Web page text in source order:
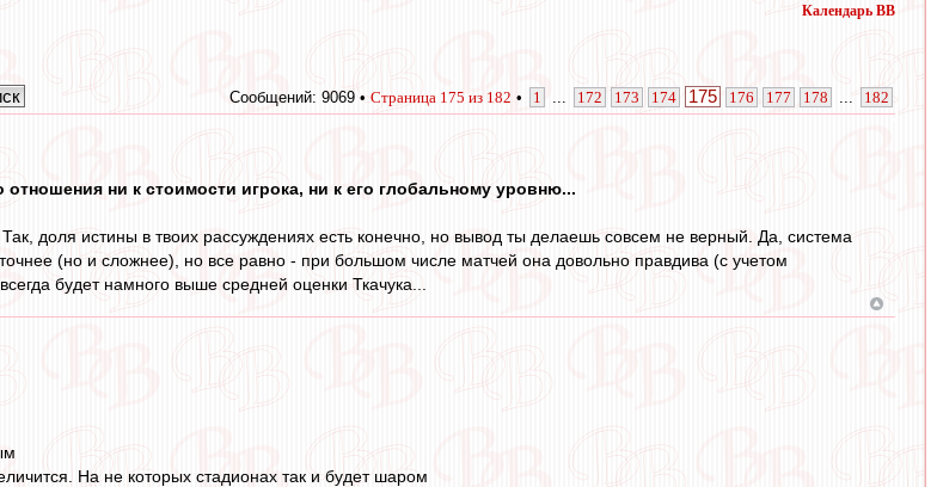
Календарь ВВ
Сообщений: 9069 • Страница 175 из 182 • 1 172 173 174 175 176 177 178 182
отношения ни к стоимости игрока, ни к его глобальному уровню...
доля истины в твоих рассуждениях есть конечно, но вывод ты делаешь совсем не верный. Да, система
(но и сложнее), но все равно - при большом числе матчей она довольно правдива (с учетом
будет намного выше средней оценки Ткачука...
На не которых стадионах так и будет шаром